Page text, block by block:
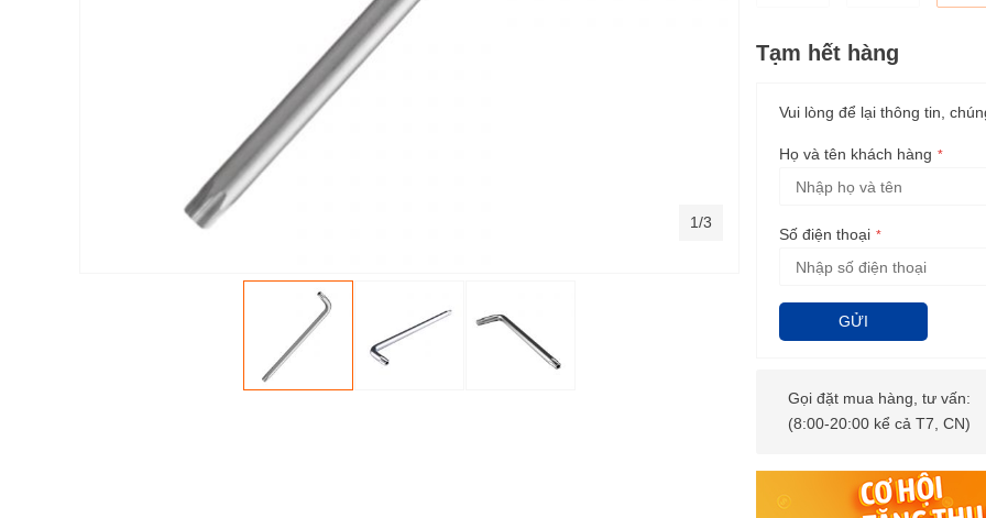
Tạm hết hàng
Vui lòng để lại thông tin,
Họ và tên khách hàng
Số điện thoại
GỬI
Gọi đặt mua hàng, tư vấn:
(8:00-20:00 kể cả T7, CN)
1/3